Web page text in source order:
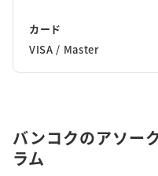
カード
VISA / Master
バンコクのアソー
ラム